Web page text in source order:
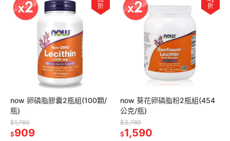
折
now 卵磷脂膠囊2瓶組(100顆/
瓶)
$1,760
$909
折
now 葵花卵磷脂粉2瓶組(454
公克/瓶)
$3,760
$1,590